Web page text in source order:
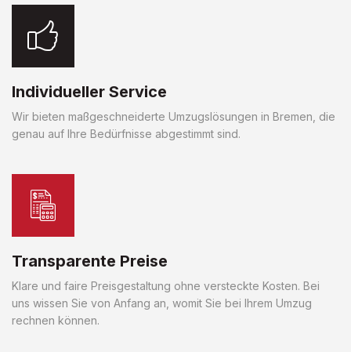
Individueller Service
Wir bieten maßgeschneiderte Umzugslösungen in Bremen, die
genau auf Ihre Bedürfnisse abgestimmt sind.
Transparente Preise
Klare und faire Preisgestaltung ohne versteckte Kosten. Bei
uns wissen Sie von Anfang an, womit Sie bei Ihrem Umzug
rechnen können.